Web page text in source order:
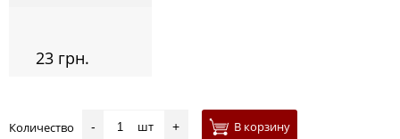
23 грн.
Количество - шт + В корзину